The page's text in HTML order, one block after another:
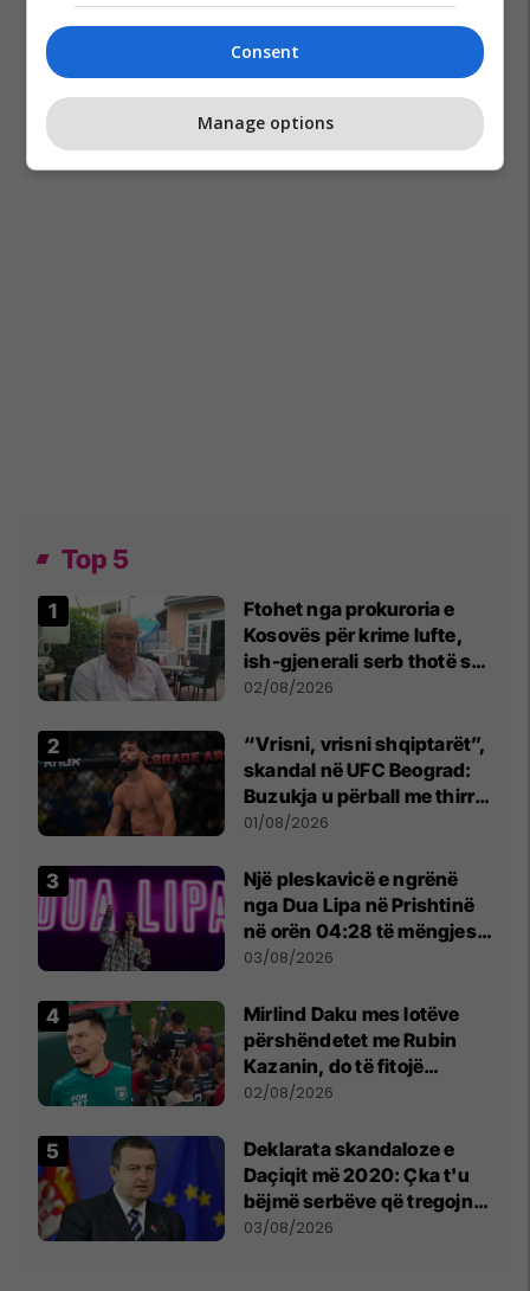
Top 5
Ftohet nga prokuroria e
Kosovës për krime lufte,
ish-gjenerali serb thotë se
dikush e tradhtoi në
02/08/2026
“Vrisni, vrisni shqiptarët”,
skandal në UFC Beograd:
Buzukja u përball me thirrje
anti-shqiptare nga
01/08/2026
Një pleskavicë e ngrënë
nga Dua Lipa në Prishtinë
në orën 04:28 të mëngjesit
- dhe bota digjitale serbe
03/08/2026
Mirlind Daku mes lotëve
përshëndetet me Rubin
Kazanin, do të fitojë
miliona te Spartak Moska
02/08/2026
​Deklarata skandaloze e
Daçiqit më 2020: Çka t'u
bëjmë serbëve që tregojnë
ku janë varrosur shqiptarët
03/08/2026
Consent
Manage options